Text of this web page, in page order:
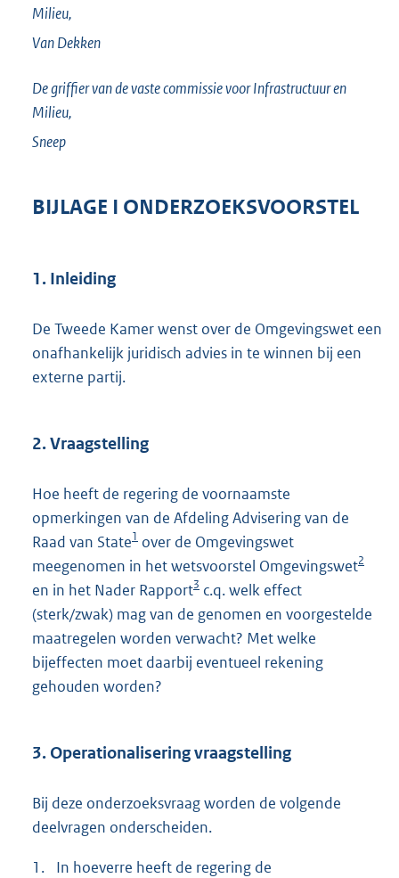
Milieu,
Van Dekken
De griffier van de vaste commissie voor Infrastructuur en
Milieu,
Sneep
BIJLAGE I ONDERZOEKSVOORSTEL
1. Inleiding
De Tweede Kamer wenst over de Omgevingswet een
onafhankelijk juridisch advies in te winnen bij een
externe partij.
2. Vraagstelling
Hoe heeft de regering de voornaamste
opmerkingen van de Afdeling Advisering van de
Raad van State1 over de Omgevingswet
meegenomen in het wetsvoorstel Omgevingswet2
en in het Nader Rapport3 c.q. welk effect
(sterk/zwak) mag van de genomen en voorgestelde
maatregelen worden verwacht? Met welke
bijeffecten moet daarbij eventueel rekening
gehouden worden?
3. Operationalisering vraagstelling
Bij deze onderzoeksvraag worden de volgende
deelvragen onderscheiden.
1.
In hoeverre heeft de regering de